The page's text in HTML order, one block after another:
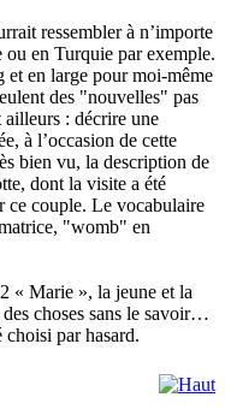
ressembler à n’importe
en Turquie par exemple.
et en large pour moi-même
des "nouvelles" pas
: décrire une
à l’occasion de cette
bien vu, la description de
dont la visite a été
ce couple. Le vocabulaire
"womb" en
« Marie », la jeune et la
choses sans le savoir…
choisi par hasard.